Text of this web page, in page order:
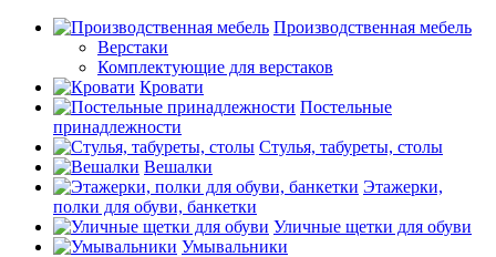
Производственная мебель
Верстаки
Комплектующие для верстаков
Кровати
Постельные
принадлежности
Стулья, табуреты, столы
Вешалки
Этажерки,
полки для обуви, банкетки
Уличные щетки для обуви
Умывальники